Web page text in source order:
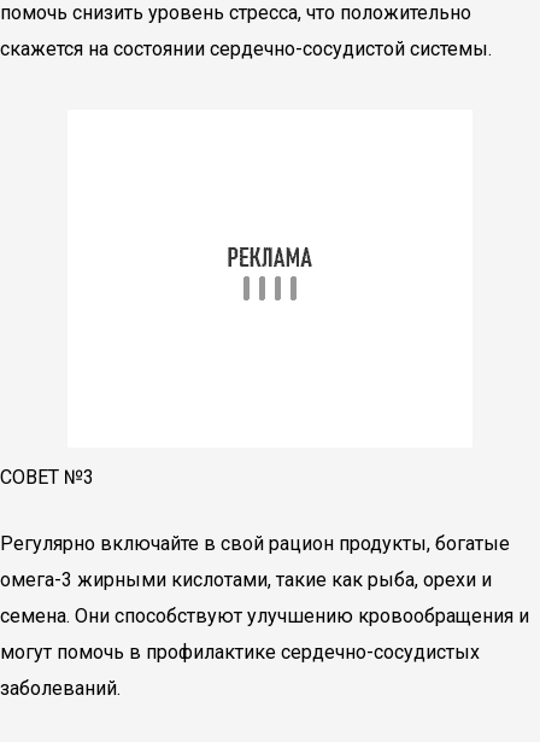
помочь снизить уровень стресса, что положительно
скажется на состоянии сердечно-сосудистой системы.
СОВЕТ №3
Регулярно включайте в свой рацион продукты, богатые
омега-3 жирными кислотами, такие как рыба, орехи и
семена. Они способствуют улучшению кровообращения и
могут помочь в профилактике сердечно-сосудистых
заболеваний.